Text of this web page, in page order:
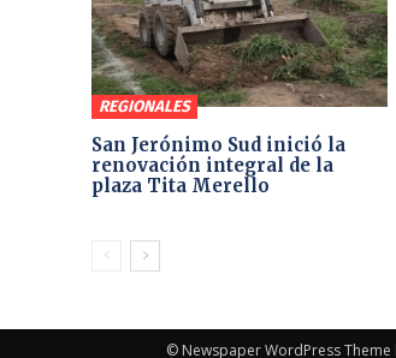
REGIONALES
San Jerónimo Sud inició la
renovación integral de la
plaza Tita Merello
© Newspaper WordPress Theme